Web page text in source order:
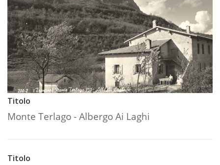
Titolo
Monte Terlago - Albergo Ai Laghi
Titolo